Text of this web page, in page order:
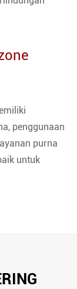
penggunaan
purna
untuk